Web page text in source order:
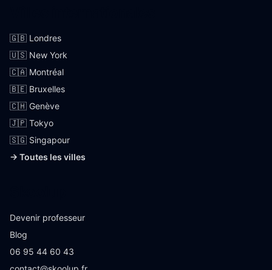
🇬🇧 Londres
🇺🇸 New York
🇨🇦 Montréal
🇧🇪 Bruxelles
🇨🇭 Genève
🇯🇵 Tokyo
🇸🇬 Singapour
→ Toutes les villes
Devenir professeur
Blog
06 95 44 60 43